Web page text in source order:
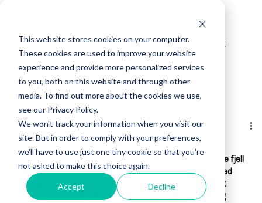
This website stores cookies on your computer.
These cookies are used to improve your website
experience and provide more personalized services
to you, both on this website and through other
media. To find out more about the cookies we use,
see our Privacy Policy.
We won't track your information when you visit our
site. But in order to comply with your preferences,
we'll have to use just one tiny cookie so that you're
not asked to make this choice again.
Accept Decline
Reis norsk
Få tilbud
Opplev verden, sammen!
2 min lesing
Verden har så mye å tilby: safari, fargerike kulturer, magiske fjell
og øde ørkenlandskap – og det beste? Å dele alt dette med
andre gjør opplevelsen enda rikere. En nøye gjennomtenkt
gruppereise viser deg ikke bare nye steder, den kan virkelig